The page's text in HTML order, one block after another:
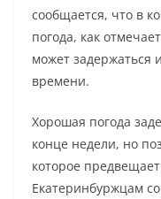
сообщается, что в
погода, как
может задержаться
времени.
Хорошая погода
конце недели, но
которое
Екатеринбуржцам